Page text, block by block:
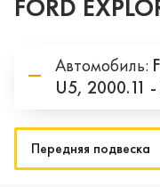
FORD
Автомобиль:
U5, 2000.11